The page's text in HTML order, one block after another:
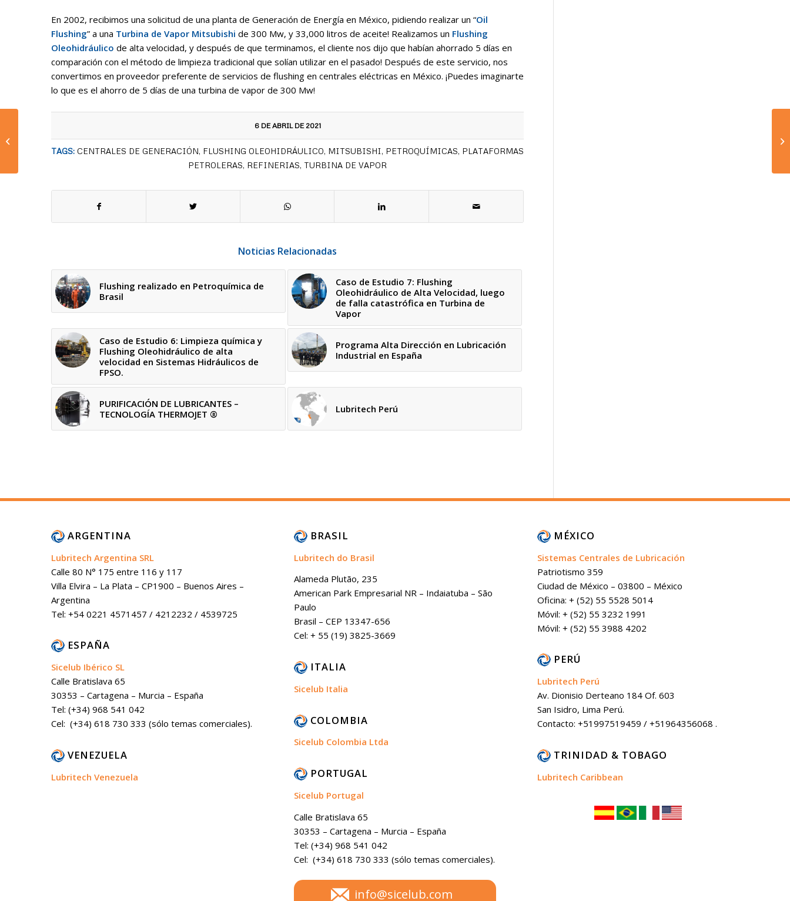
En 2002, recibimos una solicitud de una planta de Generación de Energía en México, pidiendo realizar un “Oil
Flushing” a una Turbina de Vapor Mitsubishi de 300 Mw, y 33,000 litros de aceite! Realizamos un Flushing
Oleohidráulico de alta velocidad, y después de que terminamos, el cliente nos dijo que habían ahorrado 5 días en
comparación con el método de limpieza tradicional que solían utilizar en el pasado! Después de este servicio, nos
convertimos en proveedor preferente de servicios de flushing en centrales eléctricas en México. ¡Puedes imaginarte
lo que es el ahorro de 5 días de una turbina de vapor de 300 Mw!
6 DE ABRIL DE 2021
TAGS: CENTRALES DE GENERACIÓN, FLUSHING OLEOHIDRÁULICO, MITSUBISHI, PETROQUÍMICAS, PLATAFORMAS
PETROLERAS, REFINERIAS, TURBINA DE VAPOR
Noticias Relacionadas
Flushing realizado en Petroquímica de
Brasil
Caso de Estudio 7: Flushing
Oleohidráulico de Alta Velocidad, luego
de falla catastrófica en Turbina de
Vapor
Caso de Estudio 6: Limpieza química y
Flushing Oleohidráulico de alta
velocidad en Sistemas Hidráulicos de
FPSO.
Programa Alta Dirección en Lubricación
Industrial en España
PURIFICACIÓN DE LUBRICANTES –
TECNOLOGÍA THERMOJET ®
Lubritech Perú
ARGENTINA
Lubritech Argentina SRL
Calle 80 N° 175 entre 116 y 117
Villa Elvira – La Plata – CP1900 – Buenos Aires –
Argentina
Tel: +54 0221 4571457 / 4212232 / 4539725
ESPAÑA
Sicelub Ibérico SL
Calle Bratislava 65
30353 – Cartagena – Murcia – España
Tel: (+34) 968 541 042
Cel: (+34) 618 730 333 (sólo temas comerciales).
VENEZUELA
Lubritech Venezuela
BRASIL
Lubritech do Brasil
Alameda Plutão, 235
American Park Empresarial NR – Indaiatuba – São
Paulo
Brasil – CEP 13347-656
Cel: + 55 (19) 3825-3669
ITALIA
Sicelub Italia
COLOMBIA
Sicelub Colombia Ltda
PORTUGAL
Sicelub Portugal
Calle Bratislava 65
30353 – Cartagena – Murcia – España
Tel: (+34) 968 541 042
Cel: (+34) 618 730 333 (sólo temas comerciales).
info@sicelub.com
MÉXICO
Sistemas Centrales de Lubricación
Patriotismo 359
Ciudad de México – 03800 – México
Oficina: + (52) 55 5528 5014
Móvil: + (52) 55 3232 1991
Móvil: + (52) 55 3988 4202
PERÚ
Lubritech Perú
Av. Dionisio Derteano 184 Of. 603
San Isidro, Lima Perú.
Contacto: +51997519459 / +51964356068 .
TRINIDAD & TOBAGO
Lubritech Caribbean
de aceite en el motor